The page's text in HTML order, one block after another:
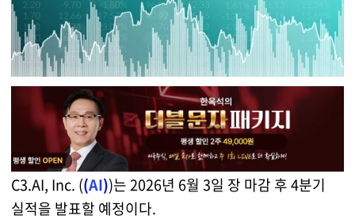
C3.AI, Inc. ((AI))는 2026년 6월 3일 장 마감 후 4분기
실적을 발표할 예정이다.